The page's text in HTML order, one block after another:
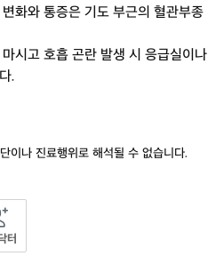
화와 통증은 기도 부근의 혈관부종
시고 호흡 곤란 발생 시 응급실이나
.
이나 진료행위로 해석될 수 없습니다.
터